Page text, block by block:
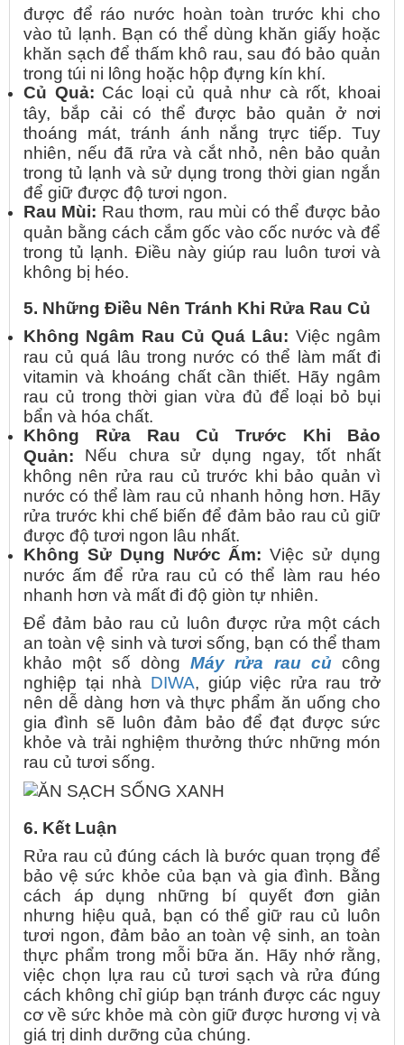
được để ráo nước hoàn toàn trước khi cho
vào tủ lạnh. Bạn có thể dùng khăn giấy hoặc
khăn sạch để thấm khô rau, sau đó bảo quản
trong túi ni lông hoặc hộp đựng kín khí.
Củ Quả: Các loại củ quả như cà rốt, khoai
tây, bắp cải có thể được bảo quản ở nơi
thoáng mát, tránh ánh nắng trực tiếp. Tuy
nhiên, nếu đã rửa và cắt nhỏ, nên bảo quản
trong tủ lạnh và sử dụng trong thời gian ngắn
để giữ được độ tươi ngon.
Rau Mùi: Rau thơm, rau mùi có thể được bảo
quản bằng cách cắm gốc vào cốc nước và để
trong tủ lạnh. Điều này giúp rau luôn tươi và
không bị héo.
5. Những Điều Nên Tránh Khi Rửa Rau Củ
Không Ngâm Rau Củ Quá Lâu: Việc ngâm
rau củ quá lâu trong nước có thể làm mất đi
vitamin và khoáng chất cần thiết. Hãy ngâm
rau củ trong thời gian vừa đủ để loại bỏ bụi
bẩn và hóa chất.
Không Rửa Rau Củ Trước Khi Bảo
Quản: Nếu chưa sử dụng ngay, tốt nhất
không nên rửa rau củ trước khi bảo quản vì
nước có thể làm rau củ nhanh hỏng hơn. Hãy
rửa trước khi chế biến để đảm bảo rau củ giữ
được độ tươi ngon lâu nhất.
Không Sử Dụng Nước Ấm: Việc sử dụng
nước ấm để rửa rau củ có thể làm rau héo
nhanh hơn và mất đi độ giòn tự nhiên.
Để đảm bảo rau củ luôn được rửa một cách
an toàn vệ sinh và tươi sống, bạn có thể tham
khảo một số dòng Máy rửa rau củcông
nghiệp tại nhà DIWA, giúp việc rửa rau trở
nên dễ dàng hơn và thực phẩm ăn uống cho
gia đình sẽ luôn đảm bảo để đạt được sức
khỏe và trải nghiệm thưởng thức những món
rau củ tươi sống.
6. Kết Luận
Rửa rau củ đúng cách là bước quan trọng để
bảo vệ sức khỏe của bạn và gia đình. Bằng
cách áp dụng những bí quyết đơn giản
nhưng hiệu quả, bạn có thể giữ rau củ luôn
tươi ngon, đảm bảo an toàn vệ sinh, an toàn
thực phẩm trong mỗi bữa ăn. Hãy nhớ rằng,
việc chọn lựa rau củ tươi sạch và rửa đúng
cách không chỉ giúp bạn tránh được các nguy
cơ về sức khỏe mà còn giữ được hương vị và
giá trị dinh dưỡng của chúng.